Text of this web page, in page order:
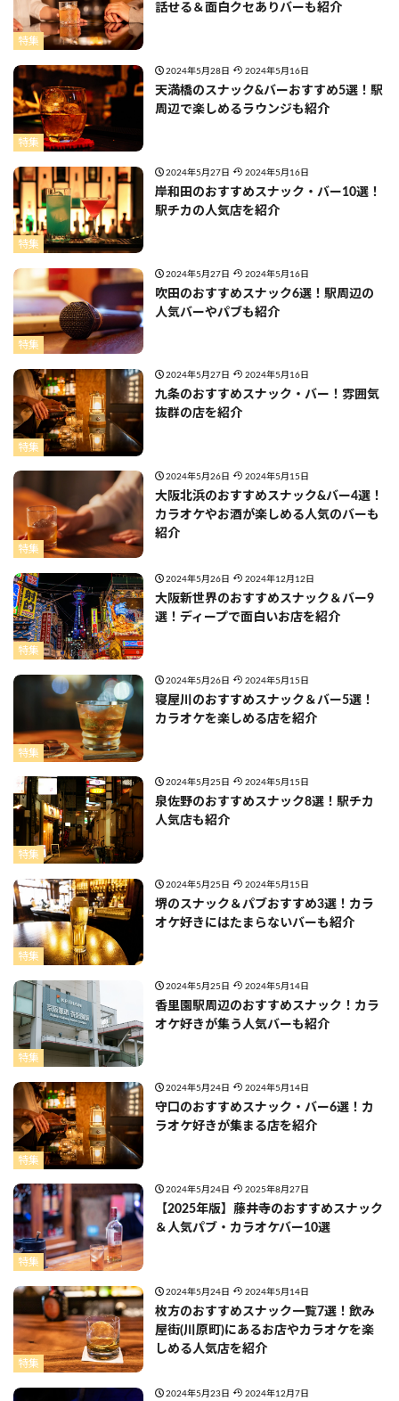
特集
話せる＆面白クセありバーも紹介
特集
2024年5月28日 2024年5月16日
天満橋のスナック&バーおすすめ5選！駅
周辺で楽しめるラウンジも紹介
特集
2024年5月27日 2024年5月16日
岸和田のおすすめスナック・バー10選！
駅チカの人気店を紹介
特集
2024年5月27日 2024年5月16日
吹田のおすすめスナック6選！駅周辺の
人気バーやパブも紹介
特集
2024年5月27日 2024年5月16日
九条のおすすめスナック・バー！雰囲気
抜群の店を紹介
特集
2024年5月26日 2024年5月15日
大阪北浜のおすすめスナック&バー4選！
カラオケやお酒が楽しめる人気のバーも
紹介
特集
2024年5月26日 2024年12月12日
大阪新世界のおすすめスナック＆バー9
選！ディープで面白いお店を紹介
特集
2024年5月26日 2024年5月15日
寝屋川のおすすめスナック＆バー5選！
カラオケを楽しめる店を紹介
特集
2024年5月25日 2024年5月15日
泉佐野のおすすめスナック8選！駅チカ
人気店も紹介
特集
2024年5月25日 2024年5月15日
堺のスナック＆パブおすすめ3選！カラ
オケ好きにはたまらないバーも紹介
特集
2024年5月25日 2024年5月14日
香里園駅周辺のおすすめスナック！カラ
オケ好きが集う人気バーも紹介
特集
2024年5月24日 2024年5月14日
守口のおすすめスナック・バー6選！カ
ラオケ好きが集まる店を紹介
特集
2024年5月24日 2025年8月27日
【2025年版】藤井寺のおすすめスナック
＆人気パブ・カラオケバー10選
特集
2024年5月24日 2024年5月14日
枚方のおすすめスナック一覧7選！飲み
屋街(川原町)にあるお店やカラオケを楽
しめる人気店を紹介
2024年5月23日 2024年12月7日